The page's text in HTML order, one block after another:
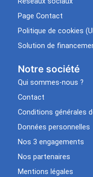
Page Contact
Politique de cookies
Solution de
Notre société
Qui sommes-nous ?
Contact
Conditions générales
Données personnelles
Nos 3 engagements
Nos partenaires
Mentions légales